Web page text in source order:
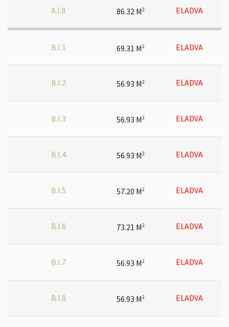
A.I.8 86.32 M2 ELADVA
B.I.1 69.31 M2 ELADVA
B.I.2 56.93 M2 ELADVA
B.I.3 56.93 M2 ELADVA
B.I.4 56.93 M2 ELADVA
B.I.5 57.20 M2 ELADVA
B.I.6 73.21 M2 ELADVA
B.I.7 56.93 M2 ELADVA
B.I.8 56.93 M2 ELADVA